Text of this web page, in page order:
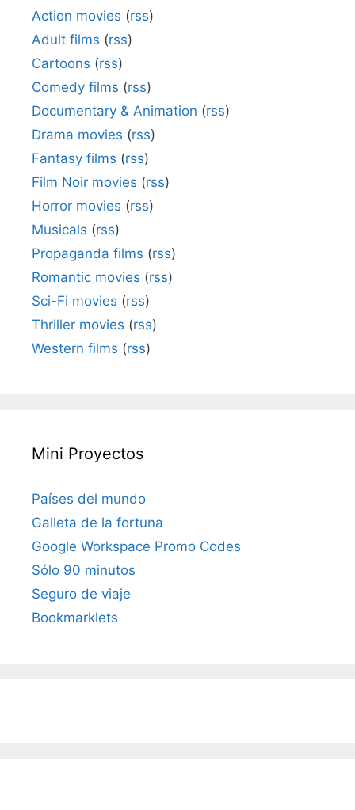
Action movies (rss)
Adult films (rss)
Cartoons (rss)
Comedy films (rss)
Documentary & Animation (rss)
Drama movies (rss)
Fantasy films (rss)
Film Noir movies (rss)
Horror movies (rss)
Musicals (rss)
Propaganda films (rss)
Romantic movies (rss)
Sci-Fi movies (rss)
Thriller movies (rss)
Western films (rss)
Mini Proyectos
Países del mundo
Galleta de la fortuna
Google Workspace Promo Codes
Sólo 90 minutos
Seguro de viaje
Bookmarklets